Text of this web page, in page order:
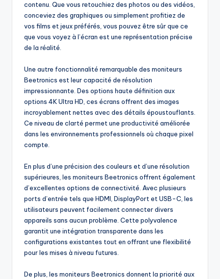
contenu. Que vous retouchiez des photos ou des vidéos,
conceviez des graphiques ou simplement profitiez de
vos films et jeux préférés, vous pouvez être sûr que ce
que vous voyez à l’écran est une représentation précise
de la réalité.
Une autre fonctionnalité remarquable des moniteurs
Beetronics est leur capacité de résolution
impressionnante. Des options haute définition aux
options 4K Ultra HD, ces écrans offrent des images
incroyablement nettes avec des détails époustouflants.
Ce niveau de clarté permet une productivité améliorée
dans les environnements professionnels où chaque pixel
compte.
En plus d’une précision des couleurs et d’une résolution
supérieures, les moniteurs Beetronics offrent également
d’excellentes options de connectivité. Avec plusieurs
ports d’entrée tels que HDMI, DisplayPort et USB-C, les
utilisateurs peuvent facilement connecter divers
appareils sans aucun problème. Cette polyvalence
garantit une intégration transparente dans les
configurations existantes tout en offrant une flexibilité
pour les mises à niveau futures.
De plus, les moniteurs Beetronics donnent la priorité aux